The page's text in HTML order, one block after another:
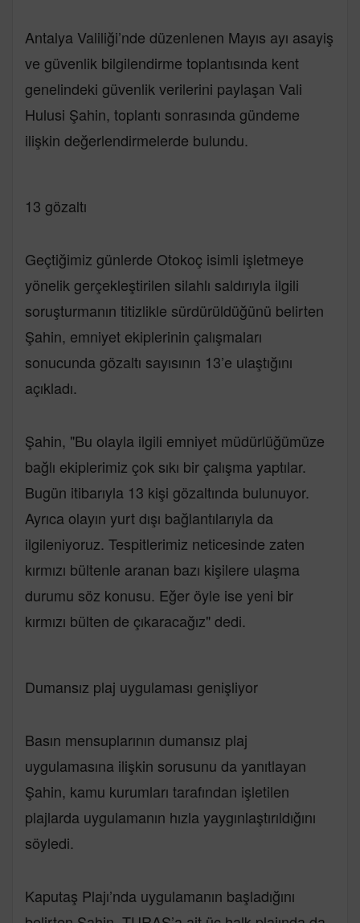
Antalya Valiliği’nde düzenlenen Mayıs ayı asayiş
ve güvenlik bilgilendirme toplantısında kent
genelindeki güvenlik verilerini paylaşan Vali
Hulusi Şahin, toplantı sonrasında gündeme
ilişkin değerlendirmelerde bulundu.
13 gözaltı
Geçtiğimiz günlerde Otokoç isimli işletmeye
yönelik gerçekleştirilen silahlı saldırıyla ilgili
soruşturmanın titizlikle sürdürüldüğünü belirten
Şahin, emniyet ekiplerinin çalışmaları
sonucunda gözaltı sayısının 13’e ulaştığını
açıkladı.
Şahin, "Bu olayla ilgili emniyet müdürlüğümüze
bağlı ekiplerimiz çok sıkı bir çalışma yaptılar.
Bugün itibarıyla 13 kişi gözaltında bulunuyor.
Ayrıca olayın yurt dışı bağlantılarıyla da
ilgileniyoruz. Tespitlerimiz neticesinde zaten
kırmızı bültenle aranan bazı kişilere ulaşma
durumu söz konusu. Eğer öyle ise yeni bir
kırmızı bülten de çıkaracağız" dedi.
Dumansız plaj uygulaması genişliyor
Basın mensuplarının dumansız plaj
uygulamasına ilişkin sorusunu da yanıtlayan
Şahin, kamu kurumları tarafından işletilen
plajlarda uygulamanın hızla yaygınlaştırıldığını
söyledi.
Kaputaş Plajı’nda uygulamanın başladığını